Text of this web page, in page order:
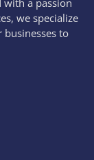
we specialize
to